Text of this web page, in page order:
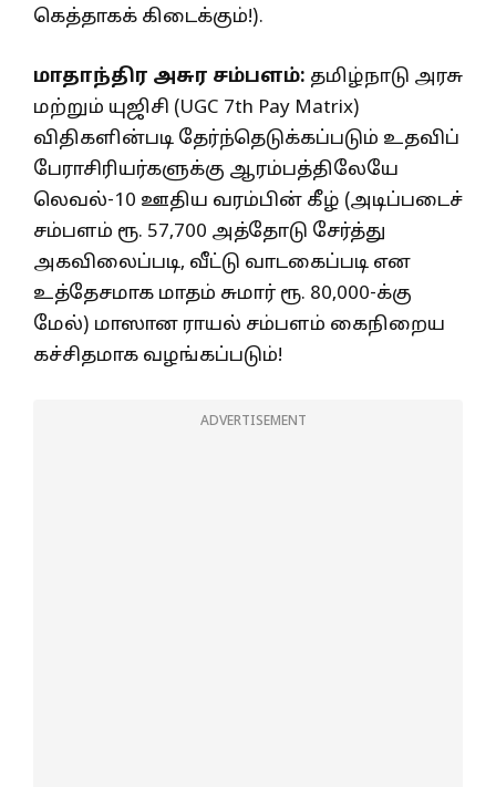
கெத்தாகக் கிடைக்கும்!).
மாதாந்திர அசுர சம்பளம்: தமிழ்நாடு அரசு
மற்றும் யுஜிசி (UGC 7th Pay Matrix)
விதிகளின்படி தேர்ந்தெடுக்கப்படும் உதவிப்
பேராசிரியர்களுக்கு ஆரம்பத்திலேயே
லெவல்-10 ஊதிய வரம்பின் கீழ் (அடிப்படைச்
சம்பளம் ரூ. 57,700 அத்தோடு சேர்த்து
அகவிலைப்படி, வீட்டு வாடகைப்படி என
உத்தேசமாக மாதம் சுமார் ரூ. 80,000-க்கு
மேல்) மாஸான ராயல் சம்பளம் கைநிறைய
கச்சிதமாக வழங்கப்படும்!
ADVERTISEMENT